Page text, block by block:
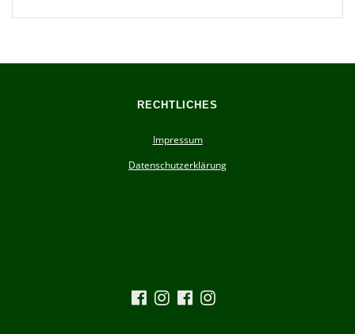
RECHTLICHES
Impressum
Datenschutzerklärung